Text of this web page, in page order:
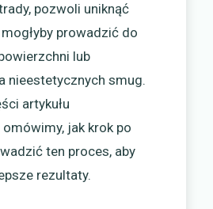
pozwoli uniknąć
prowadzić do
lub
nieestetycznych smug.
artykułu
jak krok po
ten proces, aby
rezultaty.